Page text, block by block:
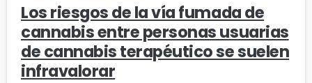
Los riesgos de la vía fumada de
cannabis entre personas usuarias
de cannabis terapéutico se suelen
infravalorar